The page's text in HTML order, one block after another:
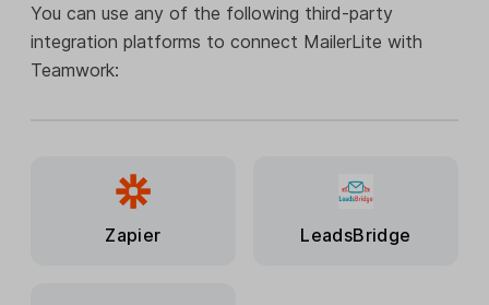
You can use any of the following third-party
integration platforms to connect MailerLite with
Teamwork:
Zapier LeadsBridge